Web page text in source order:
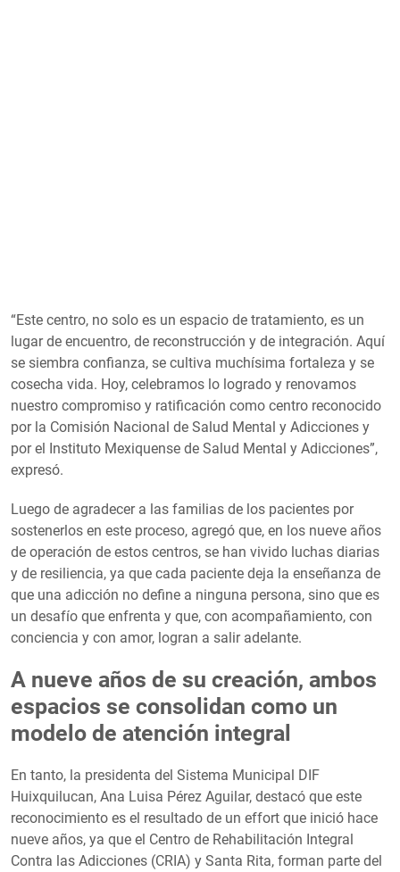
“Este centro, no solo es un espacio de tratamiento, es un
lugar de encuentro, de reconstrucción y de integración. Aquí
se siembra confianza, se cultiva muchísima fortaleza y se
cosecha vida. Hoy, celebramos lo logrado y renovamos
nuestro compromiso y ratificación como centro reconocido
por la Comisión Nacional de Salud Mental y Adicciones y
por el Instituto Mexiquense de Salud Mental y Adicciones”,
expresó.
Luego de agradecer a las familias de los pacientes por
sostenerlos en este proceso, agregó que, en los nueve años
de operación de estos centros, se han vivido luchas diarias
y de resiliencia, ya que cada paciente deja la enseñanza de
que una adicción no define a ninguna persona, sino que es
un desafío que enfrenta y que, con acompañamiento, con
conciencia y con amor, logran a salir adelante.
A nueve años de su creación, ambos
espacios se consolidan como un
modelo de atención integral
En tanto, la presidenta del Sistema Municipal DIF
Huixquilucan, Ana Luisa Pérez Aguilar, destacó que este
reconocimiento es el resultado de un effort que inició hace
nueve años, ya que el Centro de Rehabilitación Integral
Contra las Adicciones (CRIA) y Santa Rita, forman parte del